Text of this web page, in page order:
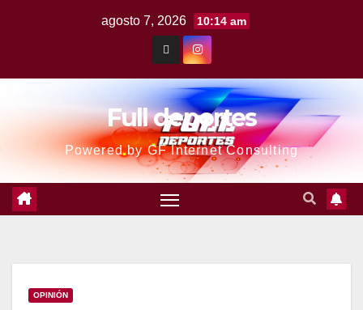
agosto 7, 2026 10:14 am
Full deportes
Powered by GF Internet Consulting
OPINIÓN